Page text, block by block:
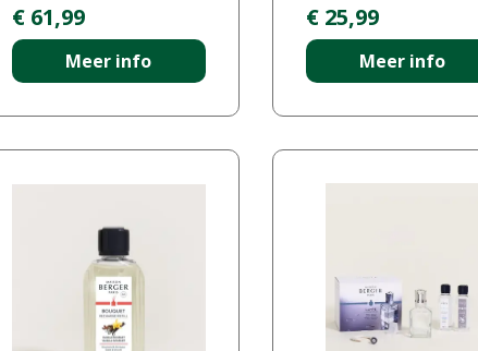
€ 61,99
Meer info
€ 25,99
Meer info